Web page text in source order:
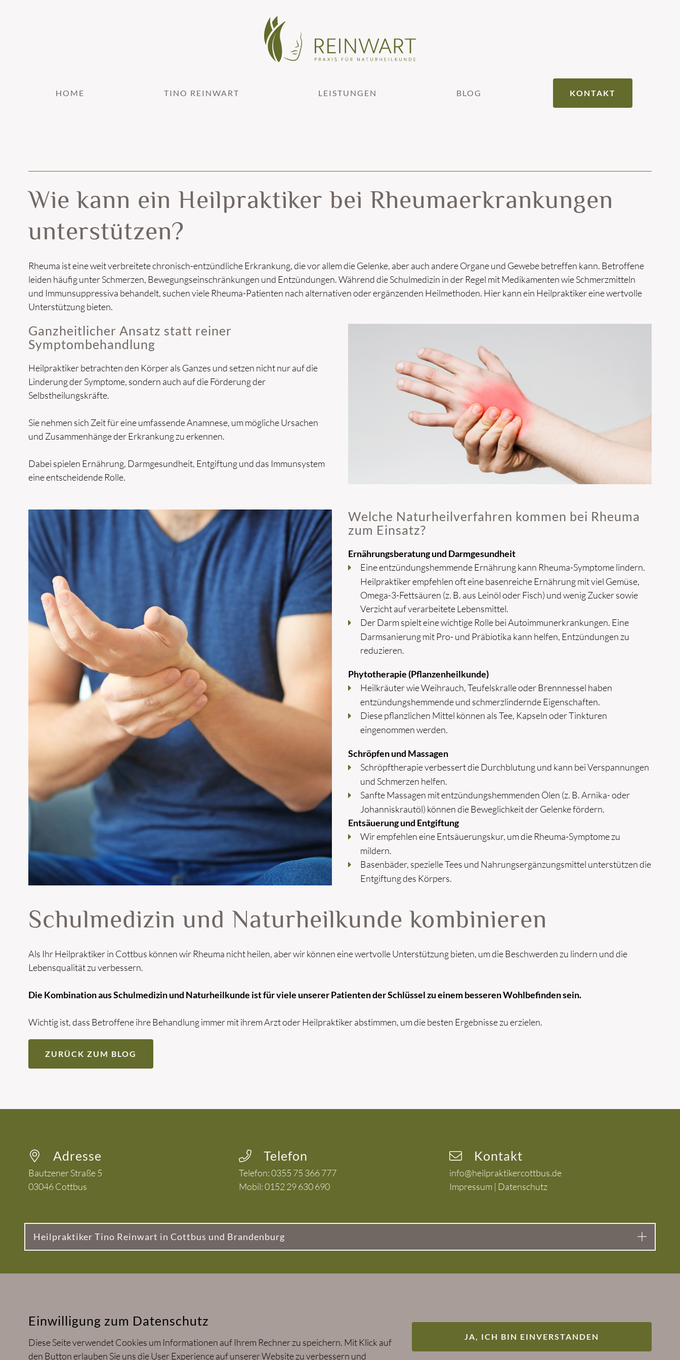
HOME TINO REINWART LEISTUNGEN BLOG KONTAKT
Wie kann ein Heilpraktiker bei Rheumaerkrankungen
unterstützen?
Rheuma ist eine weit verbreitete chronisch-entzündliche Erkrankung, die vor allem die Gelenke, aber auch andere Organe und Gewebe betreffen kann. Betroffene
leiden häufig unter Schmerzen, Bewegungseinschränkungen und Entzündungen. Während die Schulmedizin in der Regel mit Medikamenten wie Schmerzmitteln
und Immunsuppressiva behandelt, suchen viele Rheuma-Patienten nach alternativen oder ergänzenden Heilmethoden. Hier kann ein Heilpraktiker eine wertvolle
Unterstützung bieten.
Ganzheitlicher Ansatz statt reiner
Symptombehandlung
Heilpraktiker betrachten den Körper als Ganzes und setzen nicht nur auf die
Linderung der Symptome, sondern auch auf die Förderung der
Selbstheilungskräfte.
Sie nehmen sich Zeit für eine umfassende Anamnese, um mögliche Ursachen
und Zusammenhänge der Erkrankung zu erkennen.
Dabei spielen Ernährung, Darmgesundheit, Entgiftung und das Immunsystem
eine entscheidende Rolle.
Welche Naturheilverfahren kommen bei Rheuma
zum Einsatz?
Ernährungsberatung und Darmgesundheit
Eine entzündungshemmende Ernährung kann Rheuma-Symptome lindern.
Heilpraktiker empfehlen oft eine basenreiche Ernährung mit viel Gemüse,
Omega-3-Fettsäuren (z. B. aus Leinöl oder Fisch) und wenig Zucker sowie
Verzicht auf verarbeitete Lebensmittel.
Der Darm spielt eine wichtige Rolle bei Autoimmunerkrankungen. Eine
Darmsanierung mit Pro- und Präbiotika kann helfen, Entzündungen zu
reduzieren.
Phytotherapie (Pflanzenheilkunde)
Heilkräuter wie Weihrauch, Teufelskralle oder Brennnessel haben
entzündungshemmende und schmerzlindernde Eigenschaften.
Diese pflanzlichen Mittel können als Tee, Kapseln oder Tinkturen
eingenommen werden.
Schröpfen und Massagen
Schröpftherapie verbessert die Durchblutung und kann bei Verspannungen
und Schmerzen helfen.
Sanfte Massagen mit entzündungshemmenden Ölen (z. B. Arnika- oder
Johanniskrautöl) können die Beweglichkeit der Gelenke fördern.
Entsäuerung und Entgiftung
Wir empfehlen eine Entsäuerungskur, um die Rheuma-Symptome zu
mildern.
Basenbäder, spezielle Tees und Nahrungsergänzungsmittel unterstützen die
Entgiftung des Körpers.
Schulmedizin und Naturheilkunde kombinieren
Als Ihr Heilpraktiker in Cottbus können wir Rheuma nicht heilen, aber wir können eine wertvolle Unterstützung bieten, um die Beschwerden zu lindern und die
Lebensqualität zu verbessern.
Die Kombination aus Schulmedizin und Naturheilkunde ist für viele unserer Patienten der Schlüssel zu einem besseren Wohlbefinden sein.
Wichtig ist, dass Betroffene ihre Behandlung immer mit ihrem Arzt oder Heilpraktiker abstimmen, um die besten Ergebnisse zu erzielen.
ZURÜCK ZUM BLOG
Adresse
Bautzener Straße 5
03046Cottbus
Telefon
Telefon:0355 75 366 777
Mobil:0152 29 630 690
Kontakt
info@heilpraktikercottbus.de
Impressum | Datenschutz
Heilpraktiker Tino Reinwart in Cottbus und Brandenburg
Einwilligung zum Datenschutz
Diese Seite verwendet Cookies um Informationen auf Ihrem Rechner zu speichern. Mit Klick auf
den Button erlauben Sie uns die User Experience auf unserer Website zu verbessern und
JA, ICH BIN EINVERSTANDEN